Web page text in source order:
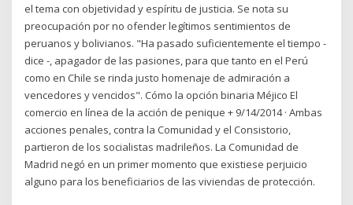
el tema con objetividad y espíritu de justicia. Se nota su
preocupación por no ofender legítimos sentimientos de
peruanos y bolivianos. "Ha pasado suficientemente el tiempo -
dice -, apagador de las pasiones, para que tanto en el Perú
como en Chile se rinda justo homenaje de admiración a
vencedores y vencidos". Cómo la opción binaria Méjico El
comercio en línea de la acción de penique + 9/14/2014 · Ambas
acciones penales, contra la Comunidad y el Consistorio,
partieron de los socialistas madrileños. La Comunidad de
Madrid negó en un primer momento que existiese perjuicio
alguno para los beneficiarios de las viviendas de protección.